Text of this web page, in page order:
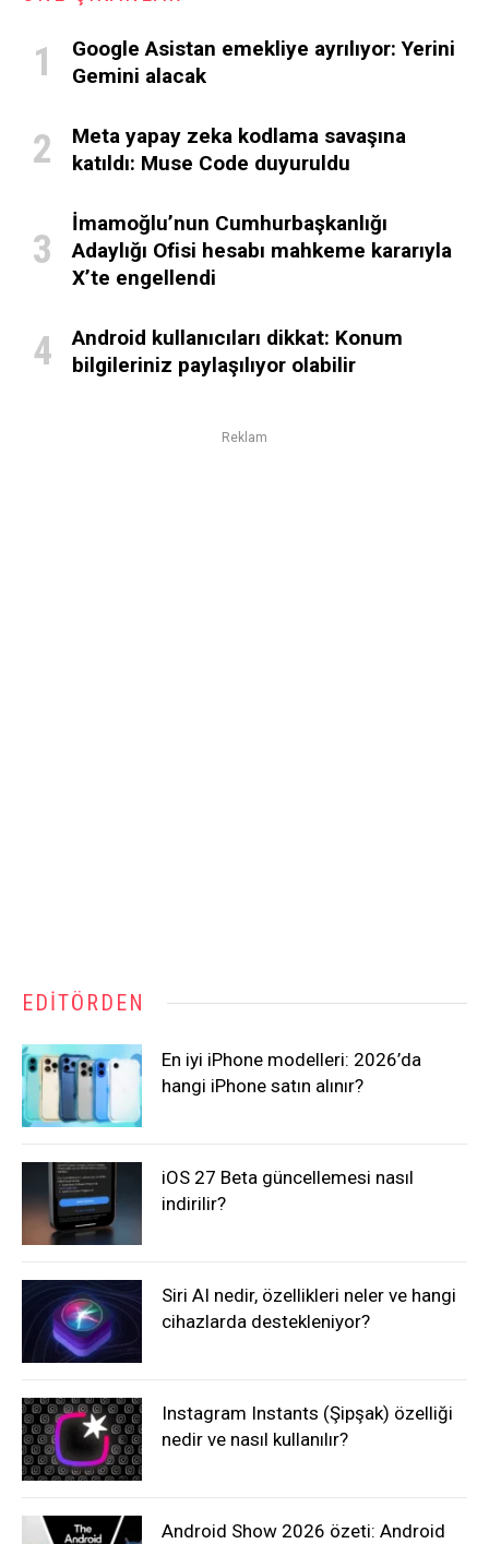
Google Asistan emekliye ayrılıyor: Yerini
Gemini alacak
Meta yapay zeka kodlama savaşına
katıldı: Muse Code duyuruldu
İmamoğlu’nun Cumhurbaşkanlığı
Adaylığı Ofisi hesabı mahkeme kararıyla
X’te engellendi
Android kullanıcıları dikkat: Konum
bilgileriniz paylaşılıyor olabilir
Reklam
EDITÖRDEN
En iyi iPhone modelleri: 2026’da
hangi iPhone satın alınır?
iOS 27 Beta güncellemesi nasıl
indirilir?
Siri AI nedir, özellikleri neler ve hangi
cihazlarda destekleniyor?
Instagram Instants (Şipşak) özelliği
nedir ve nasıl kullanılır?
Android Show 2026 özeti: Android